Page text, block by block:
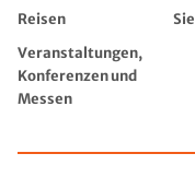
Reisen
Veranstaltungen,
Konferenzen und
Messen